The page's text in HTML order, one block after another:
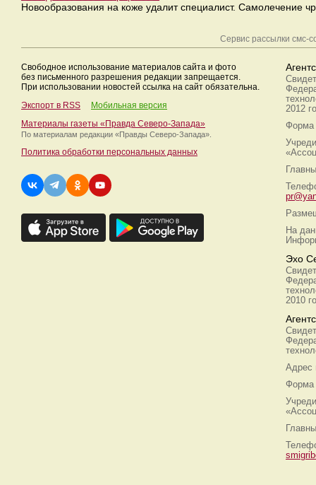
Новообразования на коже удалит специалист. Самолечение
Сервис рассылки смс-
Свободное использование материалов сайта и фото
без письменного разрешения редакции запрещается.
При использовании новостей ссылка на сайт обязательна.
Экспорт в RSS
Мобильная версия
Материалы газеты «Правда Северо-Запада»
По материалам редакции «Правды Северо-Запада».
Политика обработки персональных данных
2012
Форма
На
Эхо
2010
Адрес
Форма